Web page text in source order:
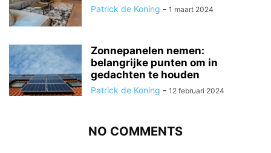
Patrick de Koning - 1 maart 2024
Zonnepanelen nemen:
belangrijke punten om in
gedachten te houden
Patrick de Koning - 12 februari 2024
NO COMMENTS